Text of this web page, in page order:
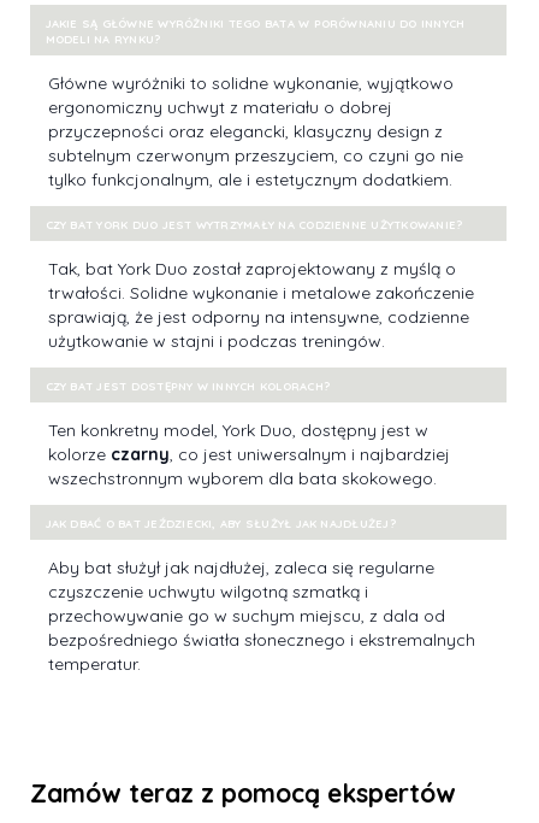
JAKIE SĄ GŁÓWNE WYRÓŻNIKI TEGO BATA W PORÓWNANIU DO INNYCH
MODELI NA RYNKU?
Główne wyróżniki to solidne wykonanie, wyjątkowo
ergonomiczny uchwyt z materiału o dobrej
przyczepności oraz elegancki, klasyczny design z
subtelnym czerwonym przeszyciem, co czyni go nie
tylko funkcjonalnym, ale i estetycznym dodatkiem.
CZY BAT YORK DUO JEST WYTRZYMAŁY NA CODZIENNE UŻYTKOWANIE?
Tak, bat York Duo został zaprojektowany z myślą o
trwałości. Solidne wykonanie i metalowe zakończenie
sprawiają, że jest odporny na intensywne, codzienne
użytkowanie w stajni i podczas treningów.
CZY BAT JEST DOSTĘPNY W INNYCH KOLORACH?
Ten konkretny model, York Duo, dostępny jest w
kolorze czarny, co jest uniwersalnym i najbardziej
wszechstronnym wyborem dla bata skokowego.
JAK DBAĆ O BAT JEŹDZIECKI , ABY SŁUŻYŁ JAK NAJDŁUŻEJ?
Aby bat służył jak najdłużej, zaleca się regularne
czyszczenie uchwytu wilgotną szmatką i
przechowywanie go w suchym miejscu, z dala od
bezpośredniego światła słonecznego i ekstremalnych
temperatur.
Zamów teraz z pomocą ekspertów